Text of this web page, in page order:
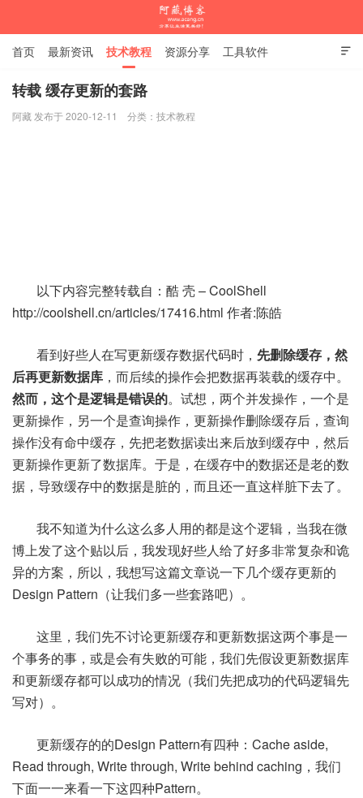

首页 最新资讯 技术教程 资源分享 工具软件
杂谈随笔
转载 缓存更新的套路
阿藏 发布于 2020-12-11 分类： 技术教程
以下内容完整转载自：酷 壳 – CoolShell
http://coolshell.cn/articles/17416.html 作者:陈皓
看到好些人在写更新缓存数据代码时， 先删除缓存，然
后再更新数据库 ，而后续的操作会把数据再装载的缓存中。
然而，这个是逻辑是错误的。试想，两个并发操作，一个是
更新操作，另一个是查询操作，更新操作删除缓存后，查询
操作没有命中缓存，先把老数据读出来后放到缓存中，然后
更新操作更新了数据库。于是，在缓存中的数据还是老的数
据，导致缓存中的数据是脏的，而且还一直这样脏下去了。
我不知道为什么这么多人用的都是这个逻辑，当我在微
博上发了这个贴以后，我发现好些人给了好多非常复杂和诡
异的方案，所以，我想写这篇文章说一下几个缓存更新的
Design Pattern（让我们多一些套路吧）。
这里，我们先不讨论更新缓存和更新数据这两个事是一
个事务的事，或是会有失败的可能，我们先假设更新数据库
和更新缓存都可以成功的情况（我们先把成功的代码逻辑先
写对）。
更新缓存的的Design Pattern有四种：Cache aside,
Read through, Write through, Write behind caching，我们
下面一一来看一下这四种Pattern。